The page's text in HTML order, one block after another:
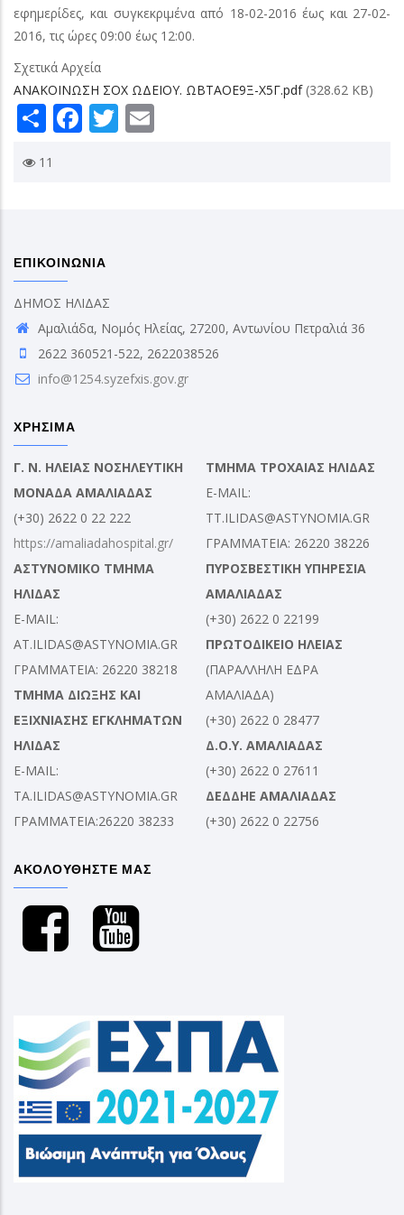
εφημερίδες, και συγκεκριμένα από 18-02-2016 έως και 27-02-
2016, τις ώρες 09:00 έως 12:00.
Σχετικά Αρχεία
ΑΝΑΚΟΙΝΩΣΗ ΣΟΧ ΩΔΕΙΟΥ. ΩΒΤΑΟΕ9Ξ-Χ5Γ.pdf (328.62 KB)
ShareFacebook
Twitter
11
ΕΠΙΚΟΙΝΩΝΙΑ
ΔΗΜΟΣ ΗΛΙΔΑΣ
Αμαλιάδα, Νομός Ηλείας, 27200, Αντωνίου Πετραλιά 36
2622 360521-522, 2622038526
info@1254.syzefxis.gov.gr
ΧΡΗΣΙΜΑ
Γ. Ν. ΗΛΕΙΑΣ ΝΟΣΗΛΕΥΤΙΚΗ
ΜΟΝΑΔΑ ΑΜΑΛΙΑΔΑΣ
(+30) 2622 0 22 222
https://amaliadahospital.gr/
ΑΣΤΥΝΟΜΙΚΟ ΤΜΗΜΑ
ΗΛΙΔΑΣ
E-MAIL:
AT.ILIDAS@ASTYNOMIA.GR
ΓΡΑΜΜΑΤΕΙΑ: 26220 38218
ΤΜΗΜΑ ΔΙΩΞΗΣ ΚΑΙ
ΕΞΙΧΝΙΑΣΗΣ ΕΓΚΛΗΜΑΤΩΝ
ΗΛΙΔΑΣ
E-MAIL:
TA.ILIDAS@ASTYNOMIA.GR
ΓΡΑΜΜΑΤΕΙΑ:26220 38233
ΤΜΗΜΑ ΤΡΟΧΑΙΑΣ ΗΛΙΔΑΣ
E-MAIL:
TT.ILIDAS@ASTYNOMIA.GR
ΓΡΑΜΜΑΤΕΙΑ: 26220 38226
ΠΥΡΟΣΒΕΣΤΙΚΗ ΥΠΗΡΕΣΙΑ
ΑΜΑΛΙΑΔΑΣ
(+30) 2622 0 22199
ΠΡΩΤΟΔΙΚΕΙΟ ΗΛΕΙΑΣ
(ΠΑΡΑΛΛΗΛΗ ΕΔΡΑ
ΑΜΑΛΙΑΔΑ)
(+30) 2622 0 28477
Δ.Ο.Υ. ΑΜΑΛΙΑΔΑΣ
(+30) 2622 0 27611
ΔΕΔΔΗΕ ΑΜΑΛΙΑΔΑΣ
(+30) 2622 0 22756
ΑΚΟΛΟΥΘΗΣΤΕ ΜΑΣ